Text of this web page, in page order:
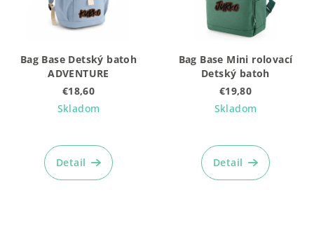
Bag Base Detský batoh
ADVENTURE
€18,60
Skladom
Detail
Bag Base Mini rolovací
Detský batoh
€19,80
Skladom
Detail